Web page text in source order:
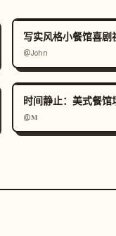
写实风格小餐馆喜剧
@John
时间静止：美式餐馆
@𝐌